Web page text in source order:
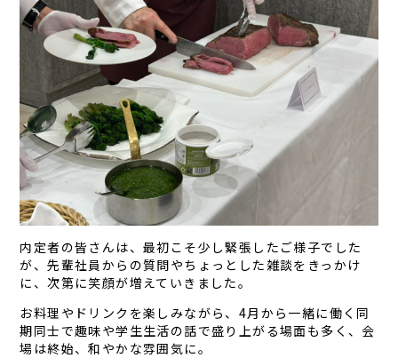
内定者の皆さんは、最初こそ少し緊張したご様子でした
が、先輩社員からの質問やちょっとした雑談をきっかけ
に、次第に笑顔が増えていきました。
お料理やドリンクを楽しみながら、4月から一緒に働く同
期同士で趣味や学生生活の話で盛り上がる場面も多く、会
場は終始、和やかな雰囲気に。